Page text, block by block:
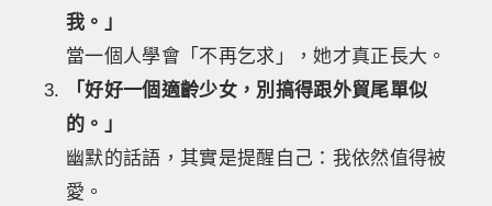
我。」
當一個人學會「不再乞求」，她才真正長大。
「好好一個適齡少女，別搞得跟外貿尾單似
的。」
幽默的話語，其實是提醒自己：我依然值得被
愛。